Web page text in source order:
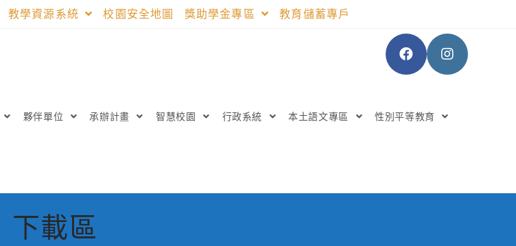
教學資源系統 校園安全地圖 獎助學金專區 教育儲蓄專戶
夥伴單位 承辦計畫 智慧校園 行政系統 本土語文專區 性別平等教育
下載區